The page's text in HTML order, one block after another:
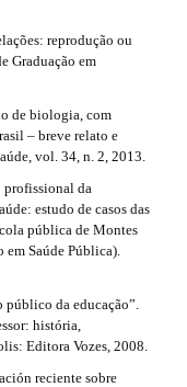
reprodução ou
Graduação em
de biologia, com
– breve relato e
vol. 34, n. 2, 2013.
profissional da
estudo de casos das
pública de Montes
em Saúde Pública).
público da educação”.
história,
Editora Vozes, 2008.
reciente sobre